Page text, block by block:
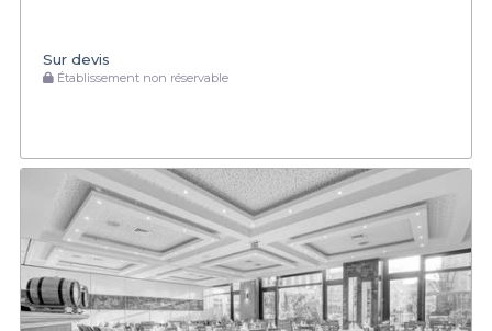
Sur devis
Établissement non réservable